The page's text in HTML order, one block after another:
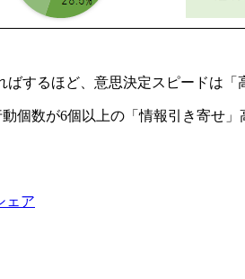
ばするほど、意思決定スピードは「
個数が6個以上の「情報引き寄せ
ェア